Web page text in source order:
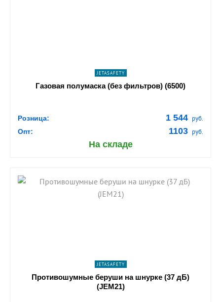
JETASAFETY
Газовая полумаска (без фильтров) (6500)
Розница: 1 544 руб.
Опт: 1103 руб.
На складе
shopping_cart В КОРЗИНУ
JETASAFETY
Противошумные беруши на шнурке (37 дБ)
(JEM21)